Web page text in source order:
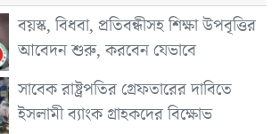
বয়স্ক, বিধবা, প্রতিবন্ধীসহ শিক্ষা উপবৃত্তির
আবেদন শুরু, করবেন যেভাবে
সাবেক রাষ্ট্রপতির গ্রেফতারের দাবিতে
ইসলামী ব্যাংক গ্রাহকদের বিক্ষোভ